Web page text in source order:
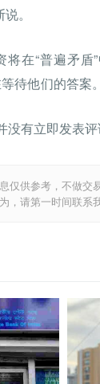
。
在“普遍矛
待他们的答案
有立即发表评
仅供参考，不做
，请第一时间联系